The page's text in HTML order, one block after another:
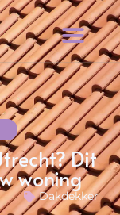
Dit
woning
Dakdekker